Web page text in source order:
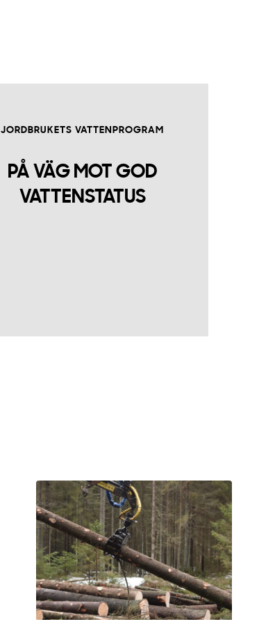
JORDBRUKETS VATTENPROGRAM
PÅ VÄG MOT GOD
VATTENSTATUS